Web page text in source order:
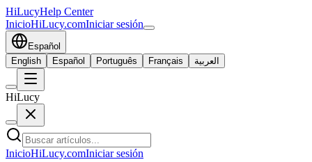
HiLucyHelp Center
InicioHiLucy.comIniciar sesión
Español
English
Español Português Français العربية
HiLucy
InicioHiLucy.comIniciar sesión